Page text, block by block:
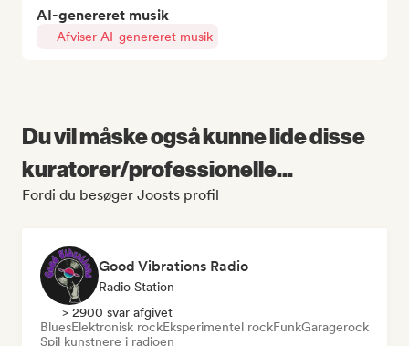
AI-genereret musik
Afviser AI-genereret musik
Du vil måske også kunne lide disse
kuratorer/professionelle...
Fordi du besøger Joosts profil
Good Vibrations Radio
Radio Station
> 2900 svar afgivet
BluesElektronisk rockEksperimentel rockFunkGaragerock
Spil kunstnere i radioen